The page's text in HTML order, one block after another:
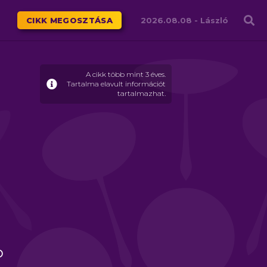
Családháló
CIKK MEGOSZTÁSA 2026.08.08 - László
A cikk több mint 3 éves.
Tartalma elavult információt
tartalmazhat.